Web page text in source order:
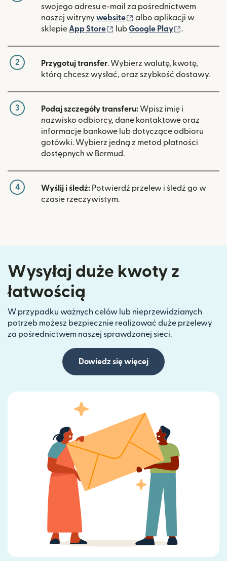
swojego adresu e-mail za pośrednictwem
naszej witryny website (otwiera się w nowym
albo aplikacji w
sklepie App Store (otwiera się w nowym oknie)
lubGoogle Play .
2 Przygotuj transfer. Wybierz walutę, kwotę,
którą chcesz wysłać, oraz szybkość dostawy.
3 Podaj szczegóły transferu: Wpisz imię i
nazwisko odbiorcy, dane kontaktowe oraz
informacje bankowe lub dotyczące odbioru
gotówki. Wybierz jedną z metod płatności
dostępnych w Bermud.
4 Wyślij i śledź: Potwierdź przelew i śledź go w
czasie rzeczywistym.
Wysyłaj duże kwoty z
łatwością
W przypadku ważnych celów lub nieprzewidzianych
potrzeb możesz bezpiecznie realizować duże przelewy
za pośrednictwem naszej sprawdzonej sieci.
Dowiedz się więcej